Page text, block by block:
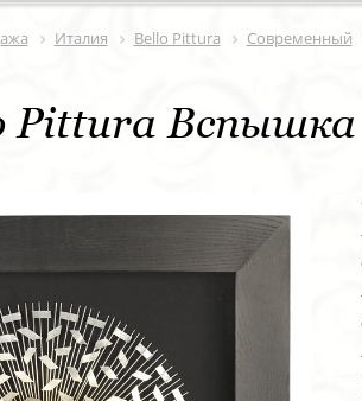
Италия Bello Pittura Современный
Pittura Вспышка